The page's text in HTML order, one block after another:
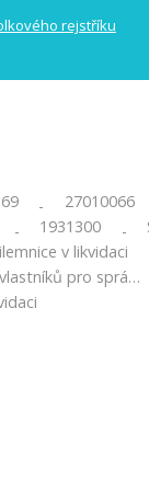
- 27010066
- 1931300 -
v likvidaci
pro sprá…